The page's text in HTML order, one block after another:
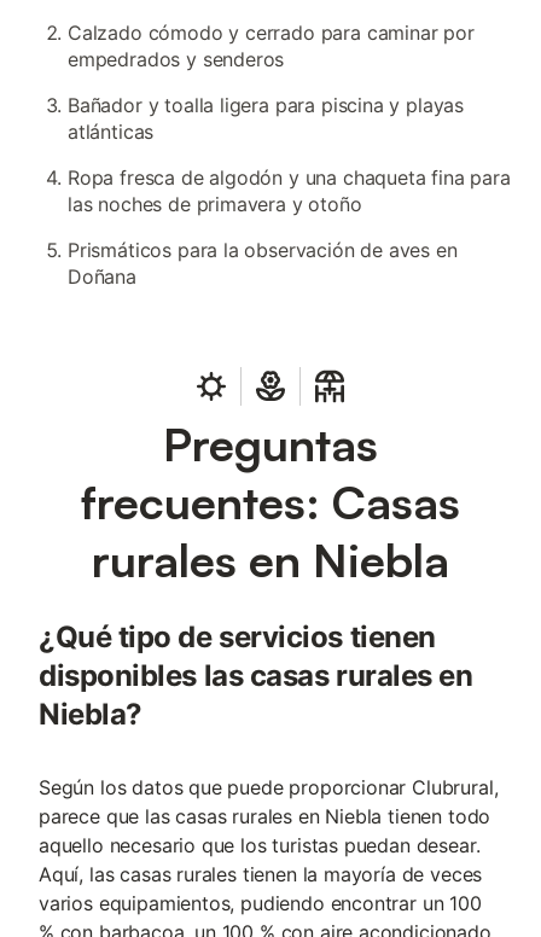
Calzado cómodo y cerrado para caminar por
empedrados y senderos
Bañador y toalla ligera para piscina y playas
atlánticas
Ropa fresca de algodón y una chaqueta fina para
las noches de primavera y otoño
Prismáticos para la observación de aves en
Doñana
Preguntas
frecuentes: Casas
rurales en Niebla
¿Qué tipo de servicios tienen
disponibles las casas rurales en
Niebla?
Según los datos que puede proporcionar Clubrural,
parece que las casas rurales en Niebla tienen todo
aquello necesario que los turistas puedan desear.
Aquí, las casas rurales tienen la mayoría de veces
varios equipamientos, pudiendo encontrar un 100
% con barbacoa, un 100 % con aire acondicionado